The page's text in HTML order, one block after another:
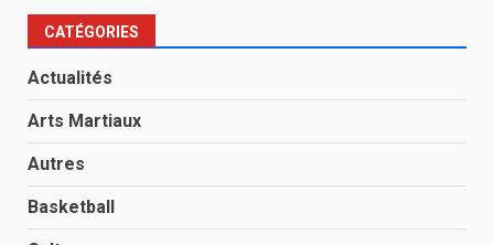
CATÉGORIES
Actualités
Arts Martiaux
Autres
Basketball